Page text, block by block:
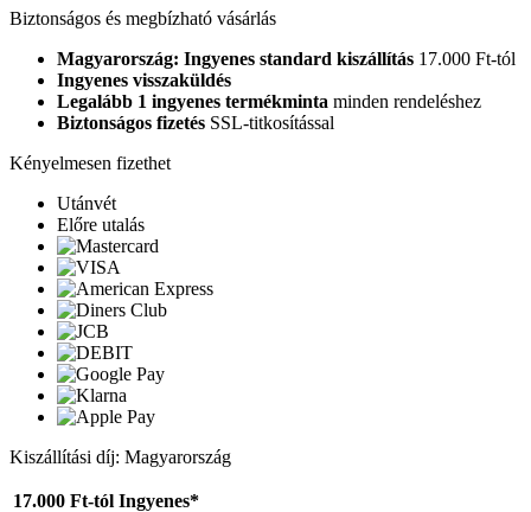
Biztonságos és megbízható vásárlás
Magyarország: Ingyenes standard kiszállítás 17.000 Ft-tól
Ingyenes visszaküldés
Legalább 1 ingyenes termékminta minden rendeléshez
Biztonságos fizetés SSL-titkosítással
Kényelmesen fizethet
Utánvét
Előre utalás
Kiszállítási díj: Magyarország
17.000 Ft-tól Ingyenes*